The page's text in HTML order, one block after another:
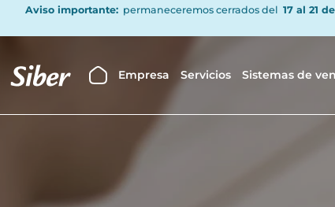
Aviso importante: permaneceremos cerrados del 17 al 21
Empresa Servicios Sistemas de